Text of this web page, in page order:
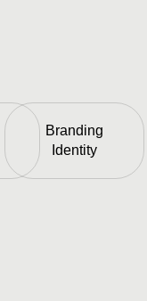
Branding
Identity